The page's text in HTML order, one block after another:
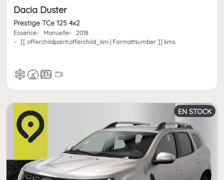
Dacia Duster
Prestige TCe 125 4x2
Essence Manuelle
2018
[[ offerchildpaint.offerchild_km | FormatNumber ]] kms
EN STOCK